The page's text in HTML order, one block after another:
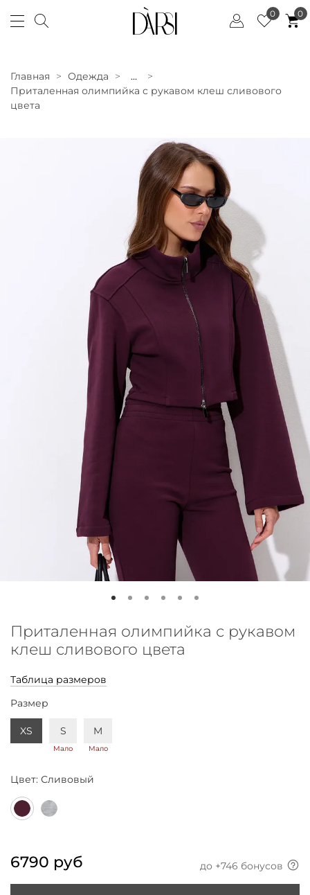
0 0
Главная Одежда
...
Приталенная олимпийка с рукавом клеш сливового
цвета
Приталенная олимпийка с рукавом
клеш сливового цвета
Таблица размеров
Размер
XS S
Мало
M
Мало
Цвет: Сливовый
6790 руб до +746 бонусов